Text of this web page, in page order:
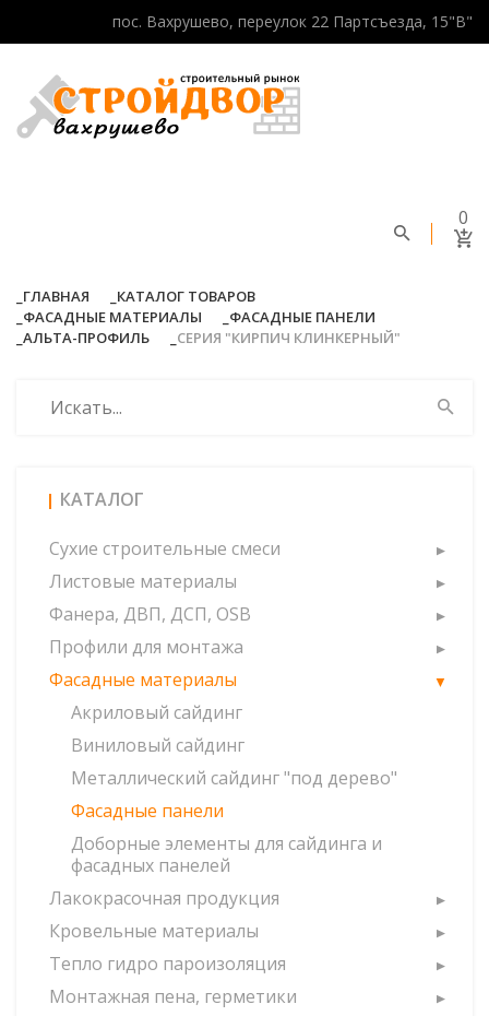
пос. Вахрушево, переулок 22 Партсъезда, 15"В"
0
ГЛАВНАЯ
КАТАЛОГ ТОВАРОВ
ФАСАДНЫЕ МАТЕРИАЛЫ
ФАСАДНЫЕ ПАНЕЛИ
АЛЬТА-ПРОФИЛЬ
СЕРИЯ "КИРПИЧ КЛИНКЕРНЫЙ"
КАТАЛОГ
Сухие строительные смеси
Листовые материалы
Фанера, ДВП, ДСП, OSB
Профили для монтажа
Фасадные материалы
Акриловый сайдинг
Виниловый сайдинг
Металлический сайдинг "под дерево"
Фасадные панели
Доборные элементы для сайдинга и
фасадных панелей
Лакокрасочная продукция
Кровельные материалы
Тепло гидро пароизоляция
Монтажная пена, герметики